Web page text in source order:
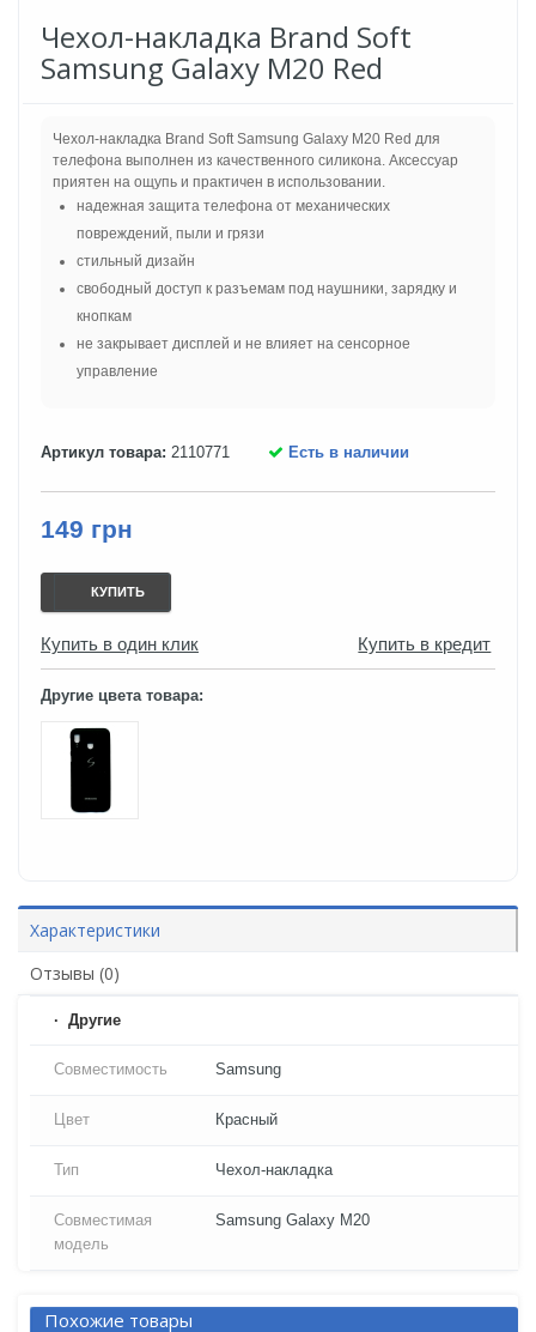
Чехол-накладка Brand Soft
Samsung Galaxy M20 Red
Чехол-накладка Brand Soft Samsung Galaxy M20 Red для
телефона выполнен из качественного силикона. Аксессуар
приятен на ощупь и практичен в использовании.
надежная защита телефона от механических
повреждений, пыли и грязи
стильный дизайн
свободный доступ к разъемам под наушники, зарядку и
кнопкам
не закрывает дисплей и не влияет на сенсорное
управление
Артикул товара: 2110771 Есть в наличии
149 грн
КУПИТЬ
Купить в один клик Купить в кредит
Другие цвета товара:
Характеристики
Отзывы (0)
Другие
Совместимость Samsung
Цвет Красный
Тип Чехол-накладка
Совместимая
модель
Samsung Galaxy M20
Похожие товары